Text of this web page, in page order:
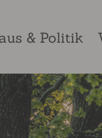
& Politik